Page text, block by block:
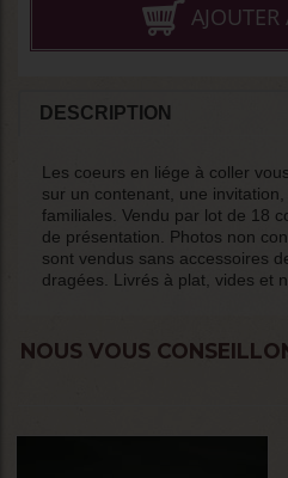
DESCRIPTION
Les coeurs en liége à coller
sur un contenant, une
familiales. Vendu par lot de 18
de présentation. Photos non
sont vendus sans accessoires
dragées. Livrés à plat, vides et
NOUS VOUS